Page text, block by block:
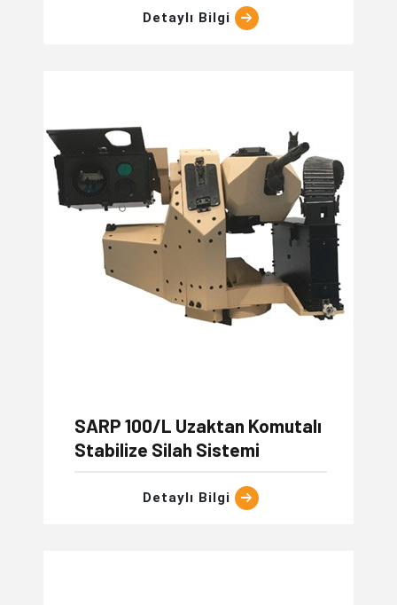
Detaylı Bilgi
SARP 100/L Uzaktan Komutalı
Stabilize Silah Sistemi
Detaylı Bilgi